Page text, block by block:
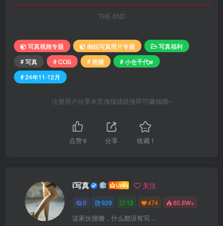
THE END
写真视频专题 御姐写真照片专题
写真福利
# 写真
# COS # 视频
# 小仓千代w
# 24年11-12月
注册用户分享本页海报或链接即可赚钱哦~
点赞6 分享 收藏1
i写真 关注
0 929 13 474 60.8W+
这家伙很懒，什么都没有写...